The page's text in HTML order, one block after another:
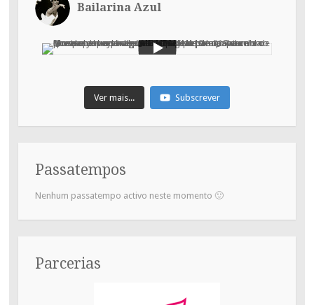
Bailarina Azul
Ver mais... Subscrever
Passatempos
Nenhum passatempo activo neste momento 🙂
Parcerias